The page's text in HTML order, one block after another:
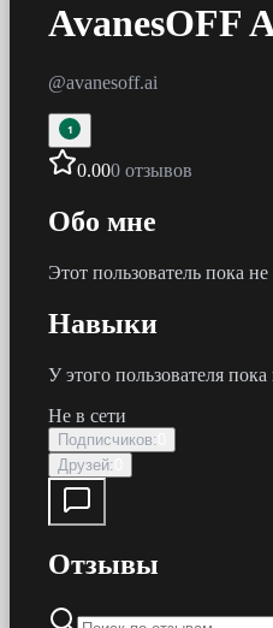
AvanesOFF
@avanesoff.ai
1
0.000 отзывов
Обо мне
Этот пользователь пока не
Навыки
У этого пользователя
Не в сети
Подписчиков:
Друзей:
Отзывы